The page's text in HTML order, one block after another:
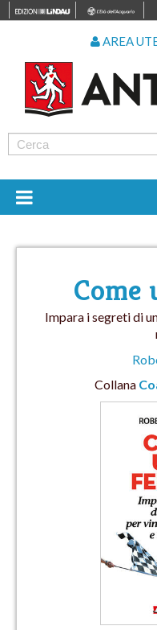
AREA
Come
Impara i segreti di
Collana